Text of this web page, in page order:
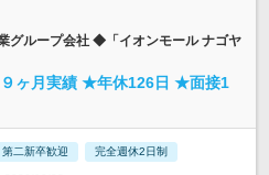
グループ会社 ◆「イオンモール ナゴヤ
９ヶ月実績 ★年休126日 ★面接1
第二新卒歓迎 完全週休2日制